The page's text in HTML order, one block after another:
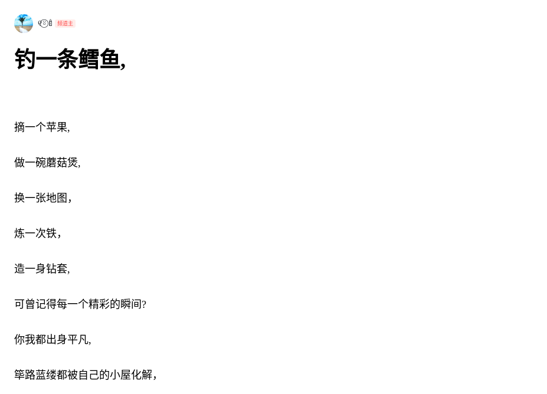
୧⍤⃝🍼 频道主
钓一条鳕鱼,
摘一个苹果,
做一碗蘑菇煲,
换一张地图，
炼一次铁，
造一身钻套,
可曾记得每一个精彩的瞬间?
你我都出身平凡,
筚路蓝缕都被自己的小屋化解，